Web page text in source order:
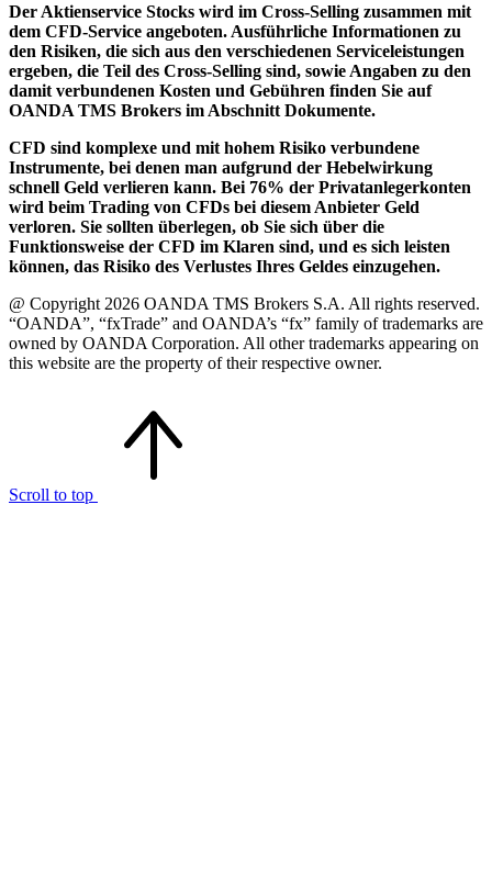
Der Aktienservice Stocks wird im Cross-Selling zusammen mit
dem CFD-Service angeboten. Ausführliche Informationen zu
den Risiken, die sich aus den verschiedenen Serviceleistungen
ergeben, die Teil des Cross-Selling sind, sowie Angaben zu den
damit verbundenen Kosten und Gebühren finden Sie auf
OANDA TMS Brokers im Abschnitt Dokumente.
CFD sind komplexe und mit hohem Risiko verbundene
Instrumente, bei denen man aufgrund der Hebelwirkung
schnell Geld verlieren kann. Bei 76% der Privatanlegerkonten
wird beim Trading von CFDs bei diesem Anbieter Geld
verloren. Sie sollten überlegen, ob Sie sich über die
Funktionsweise der CFD im Klaren sind, und es sich leisten
können, das Risiko des Verlustes Ihres Geldes einzugehen.
@ Copyright 2026 OANDA TMS Brokers S.A. All rights reserved.
“OANDA”, “fxTrade” and OANDA’s “fx” family of trademarks are
owned by OANDA Corporation. All other trademarks appearing on
this website are the property of their respective owner.
Scroll to top